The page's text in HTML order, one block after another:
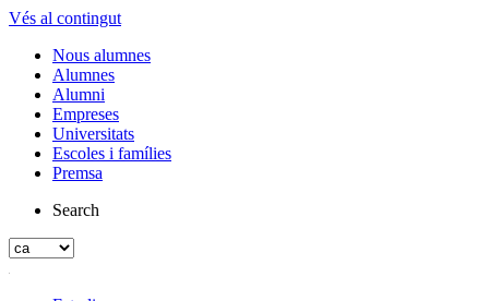
Vés al contingut
Nous alumnes
Alumnes
Alumni
Empreses
Universitats
Escoles i famílies
Premsa
Search